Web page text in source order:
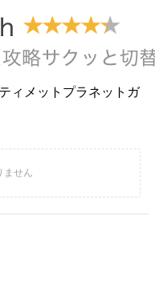
ィメットプラネットガ